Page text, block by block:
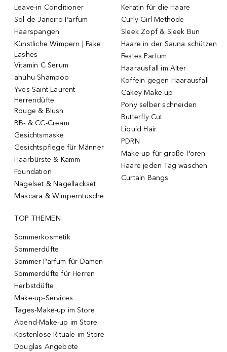
Leave-in Conditioner
Sol de Janeiro Parfum
Haarspangen
Künstliche Wimpern | Fake
Lashes
Vitamin C Serum
ahuhu Shampoo
Yves Saint Laurent
Herrendüfte
Rouge & Blush
BB- & CC-Cream
Gesichtsmaske
Gesichtspflege für Männer
Haarbürste & Kamm
Foundation
Nagelset & Nagellackset
Mascara & Wimperntusche
Keratin für die Haare
Curly Girl Methode
Sleek Zopf & Sleek Bun
Haare in der Sauna schützen
Festes Parfum
Haarausfall im Alter
Koffein gegen Haarausfall
Cakey Make-up
Pony selber schneiden
Butterfly Cut
Liquid Hair
PDRN
Make-up für große Poren
Haare jeden Tag waschen
Curtain Bangs
TOP THEMEN
Sommerkosmetik
Sommerdüfte
Sommer Parfum für Damen
Sommerdüfte für Herren
Herbstdüfte
Make-up-Services
Tages-Make-up im Store
Abend-Make-up im Store
Kostenlose Rituale im Store
Douglas Angebote